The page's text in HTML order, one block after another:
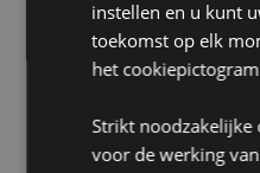
artikel moet op een
gebruikt. De mist kan
de wierookhouder en
houder is geplaatst.
vochtige doek. Laat
Sommigen van onze
instellen en u kunt
toekomst op elk
het
Strikt noodzakelijke
voor de werking